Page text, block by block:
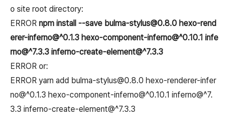
o site root directory:
ERROR npm install --save bulma-stylus@0.8.0 hexo-rend
erer-inferno@^0.1.3 hexo-component-inferno@^0.10.1 infe
rno@^7.3.3 inferno-create-element@^7.3.3
ERROR or:
ERROR yarn add bulma-stylus@0.8.0 hexo-renderer-infer
no@^0.1.3 hexo-component-inferno@^0.10.1 inferno@^7.
3.3 inferno-create-element@^7.3.3